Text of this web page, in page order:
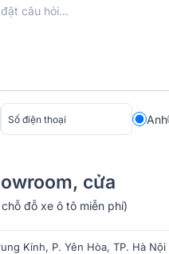
Anh
cửa
đỗ xe ô tô miễn phí)
Kính, P. Yên Hòa, TP. Hà Nội